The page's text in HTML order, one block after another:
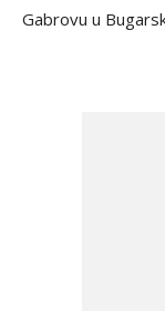
Gabrovu u